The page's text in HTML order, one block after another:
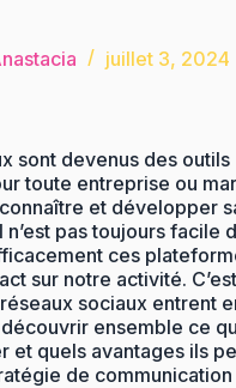
juillet 3, 2024
sont devenus des outils
toute entreprise ou
et développer
pas toujours facile
ces
sur notre activité.
sociaux entrent
ensemble ce
et quels avantages ils
de